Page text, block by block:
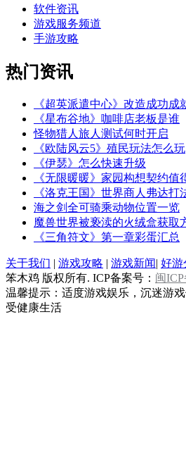
软件资讯
游戏服务频道
手游攻略
热门资讯
《超英派遣中心》改造成功成
《星布谷地》咖啡店老板是谁
怪物猎人旅人测试何时开启
《欧陆风云5》殖民玩法怎么玩
《伊瑟》怎么快速升级
《无限暖暖》家园构想契约值
《洛克王国》世界商人弗达打
海之剑全可骑乘动物位置一览
魔兽世界被亵渎的火绒盒获取
《三角符文》第一章彩蛋汇总
关于我们 | 游戏攻略 | 游戏新闻| 好游
笨木鸡 版权所有. ICP备案号： 闽ICP
温馨提示：适度游戏娱乐，沉迷游
受健康生活